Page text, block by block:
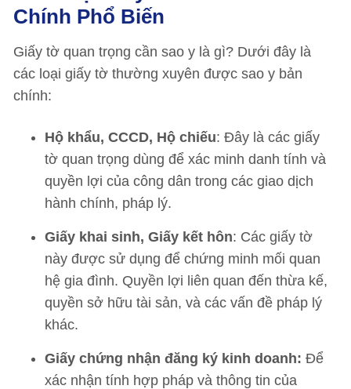
Chính Phổ Biến
Giấy tờ quan trọng cần sao y là gì? Dưới đây là
các loại giấy tờ thường xuyên được sao y bản
chính:
Hộ khẩu, CCCD, Hộ chiếu: Đây là các giấy
tờ quan trọng dùng để xác minh danh tính và
quyền lợi của công dân trong các giao dịch
hành chính, pháp lý.
Giấy khai sinh, Giấy kết hôn: Các giấy tờ
này được sử dụng để chứng minh mối quan
hệ gia đình. Quyền lợi liên quan đến thừa kế,
quyền sở hữu tài sản, và các vấn đề pháp lý
khác.
Giấy chứng nhận đăng ký kinh doanh: Để
xác nhận tính hợp pháp và thông tin của